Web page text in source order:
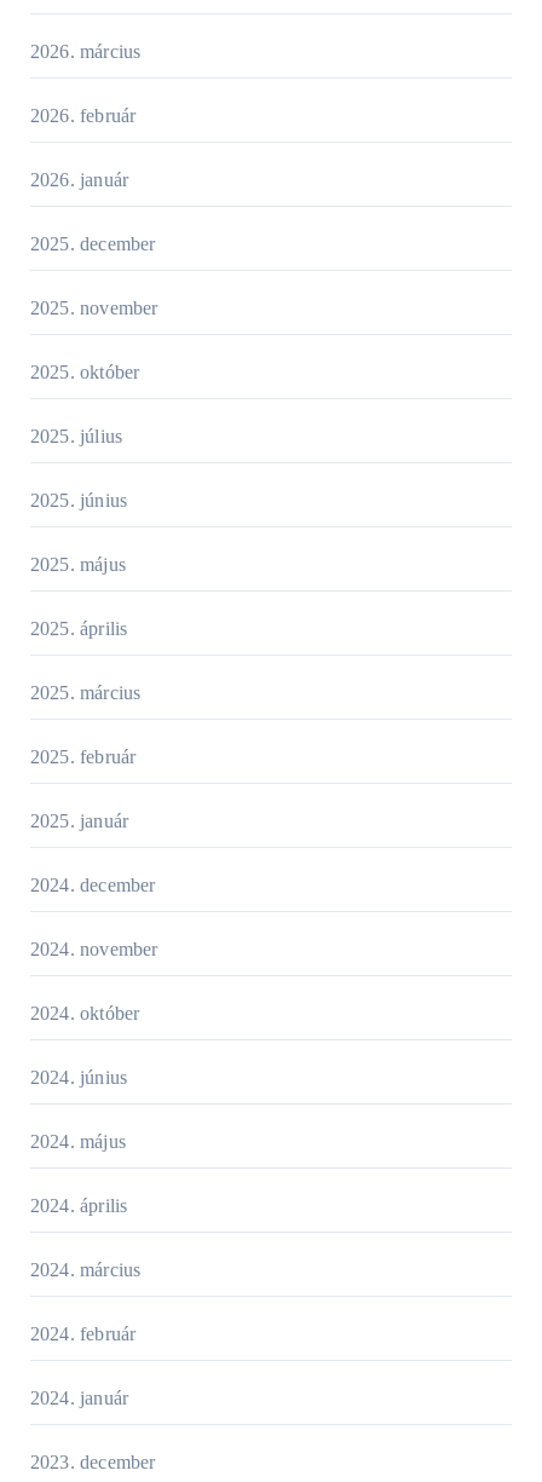
2026. március
2026. február
2026. január
2025. december
2025. november
2025. október
2025. július
2025. június
2025. május
2025. április
2025. március
2025. február
2025. január
2024. december
2024. november
2024. október
2024. június
2024. május
2024. április
2024. március
2024. február
2024. január
2023. december